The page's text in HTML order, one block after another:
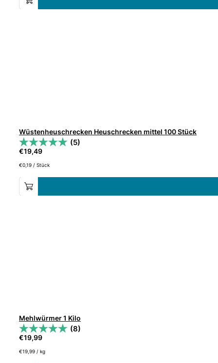
Wüstenheuschrecken Heuschrecken mittel 100 Stück
(5)
€19,49
€0,19 /Stück
Mehlwürmer 1 Kilo
(8)
€19,99
€19,99 /kg